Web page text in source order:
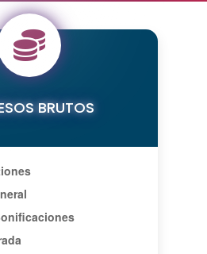
BRUTOS